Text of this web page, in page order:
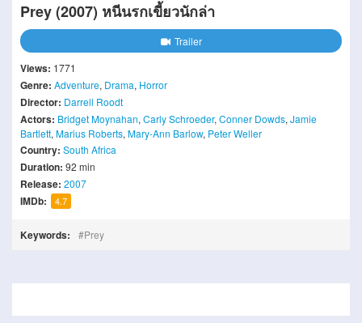
Prey (2007) หนีนรกเขี้ยวนักล่า
Trailer
Views: 1771
Genre: Adventure, Drama, Horror
Director: Darrell Roodt
Actors: Bridget Moynahan, Carly Schroeder, Conner Dowds, Jamie
Bartlett, Marius Roberts, Mary-Ann Barlow, Peter Weller
Country: South Africa
Duration: 92 min
Release: 2007
IMDb: 4.7
Keywords: Prey